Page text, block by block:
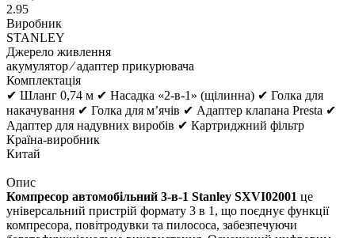
2.95
Виробник
STANLEY
Джерело живлення
акумулятор ⁄ адаптер прикурювача
Комплектація
✔ Шланг 0,74 м ✔ Насадка «2-в-1» (щілинна) ✔ Голка для
накачування ✔ Голка для м’ячів ✔ Адаптер клапана Presta ✔
Адаптер для надувних виробів ✔ Картриджний фільтр
Країна-виробник
Китай
Опис
Компресор автомобільний 3-в-1 Stanley SXVI02001 це
універсальний пристрій формату 3 в 1, що поєднує функції
компресора, повітродувки та пилососа, забезпечуючи